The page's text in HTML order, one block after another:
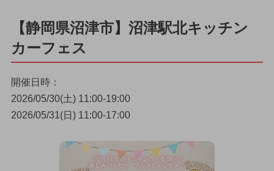
【静岡県沼津市】沼津駅北キッチン
カーフェス
開催日時：
2026/05/30(土) 11:00-19:00
2026/05/31(日) 11:00-17:00